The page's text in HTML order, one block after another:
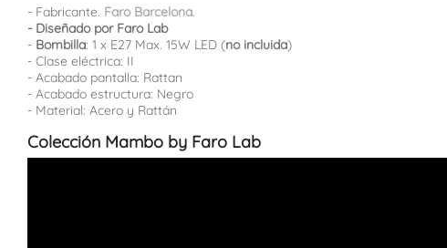
- Fabricante. Faro Barcelona.
- Diseñado por Faro Lab
- Bombilla: 1 x E27 Max. 15W LED (no incluida)
- Clase eléctrica: II
- Acabado pantalla: Rattan
- Acabado estructura: Negro
- Material: Acero y Rattán
Colección Mambo by Faro Lab